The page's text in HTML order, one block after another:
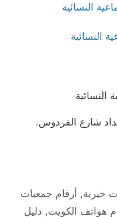
النسائية
النسائية
النسائية
خيرية, أرقام جمعيات
هواتف الكويت, دليل